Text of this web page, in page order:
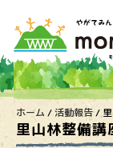
ホーム /活動報告/
里山林整備